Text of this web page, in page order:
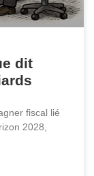
dit
fiscal lié
2028,